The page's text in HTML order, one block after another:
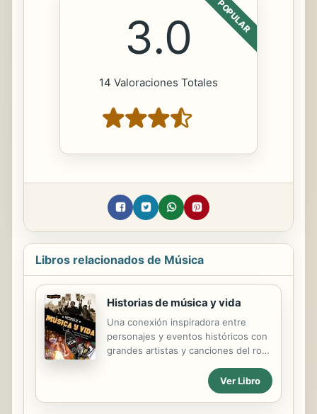
POPULAR
3.0
14 Valoraciones Totales
Libros relacionados de Música
Historias de música y vida
Una conexión inspiradora entre
personajes y eventos históricos con
grandes artistas y canciones del rock
entre determinadas historias y
algunas canciones y artistas muy
Ver Libro